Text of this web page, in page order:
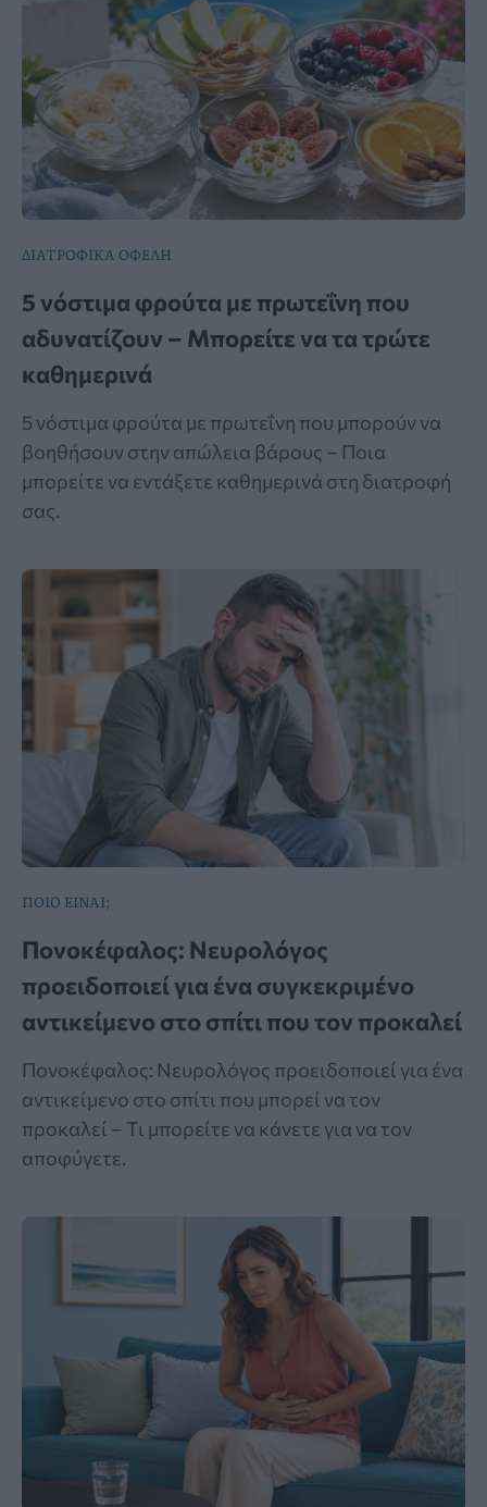
ΔΙΑΤΡΟΦΙΚΑ ΟΦΕΛΗ
5 νόστιμα φρούτα με πρωτεΐνη που
αδυνατίζουν – Μπορείτε να τα τρώτε
καθημερινά
5 νόστιμα φρούτα με πρωτεΐνη που μπορούν να
βοηθήσουν στην απώλεια βάρους – Ποια
μπορείτε να εντάξετε καθημερινά στη διατροφή
σας.
ΠΟΙΟ ΕΙΝΑΙ;
Πονοκέφαλος: Νευρολόγος
προειδοποιεί για ένα συγκεκριμένο
αντικείμενο στο σπίτι που τον προκαλεί
Πονοκέφαλος: Νευρολόγος προειδοποιεί για ένα
αντικείμενο στο σπίτι που μπορεί να τον
προκαλεί – Τι μπορείτε να κάνετε για να τον
αποφύγετε.